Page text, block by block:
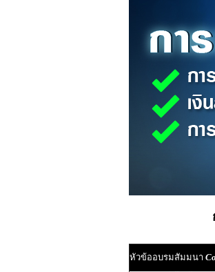
หัวข้ออบรมสัมมนา